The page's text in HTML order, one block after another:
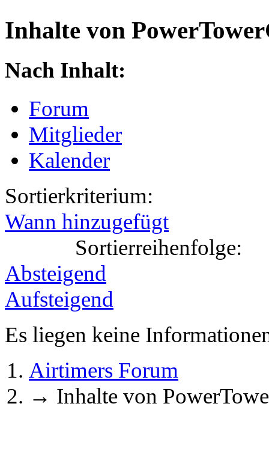
Inhalte von
Nach Inhalt:
Forum
Mitglieder
Kalender
Sortierkriterium:
Wann hinzugefügt
Sortierreihenfolge:
Absteigend
Aufsteigend
Es liegen keine
Airtimers Forum
→ Inhalte von